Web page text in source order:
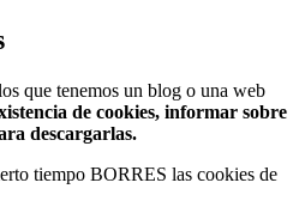
que tenemos un blog o una web
de cookies, informar sobre
descargarlas.
tiempo BORRES las cookies de